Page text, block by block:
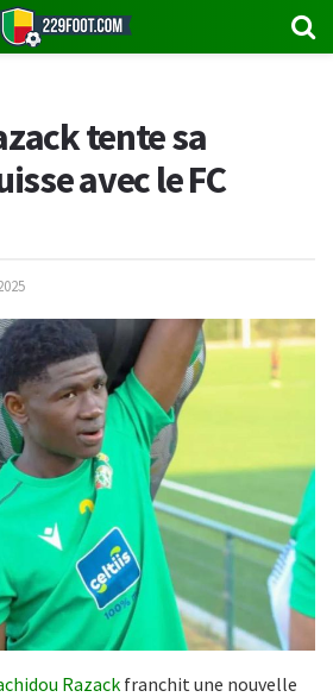
tente sa
avec le FC
Razackfranchit une nouvelle